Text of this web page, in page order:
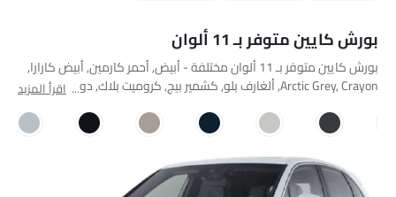
بورش كايين متوفر بـ 11 ألوان
بورش كايين متوفر بـ 11 ألوان مختلفة - أبيض, أحمر كارمين, أبيض كارارا,
Arctic Grey, Crayon, ألغارف بلو, كشمير بيج, كروميت بلاك, دولوميتاقرأ المزيد